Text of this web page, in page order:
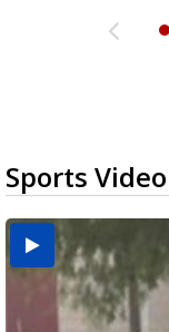
Sports Video